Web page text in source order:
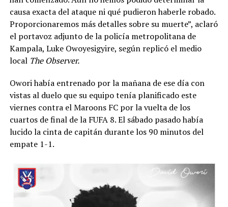
causa exacta del ataque ni qué pudieron haberle robado.
Proporcionaremos más detalles sobre su muerte”, aclaró
el portavoz adjunto de la policía metropolitana de
Kampala, Luke Owoyesigyire, según replicó el medio
local The Observer.
Owori había entrenado por la mañana de ese día con
vistas al duelo que su equipo tenía planificado este
viernes contra el Maroons FC por la vuelta de los
cuartos de final de la FUFA 8. El sábado pasado había
lucido la cinta de capitán durante los 90 minutos del
empate 1-1.